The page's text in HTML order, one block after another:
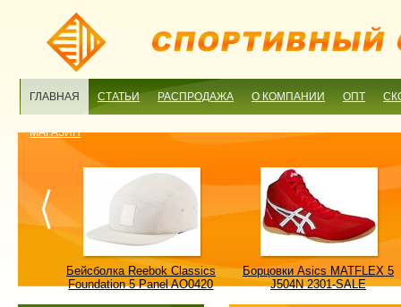
ГЛАВНАЯ СТАТЬИ РАСПРОДАЖА О КОМПАНИИ ОПТ
МАГАЗИН
Бейсболка Reebok Classics
Foundation 5 Panel AO0420
Борцовки Asics MATFLEX 5
J504N 2301-SALE